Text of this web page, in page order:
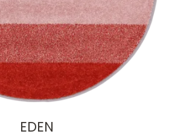
EDEN